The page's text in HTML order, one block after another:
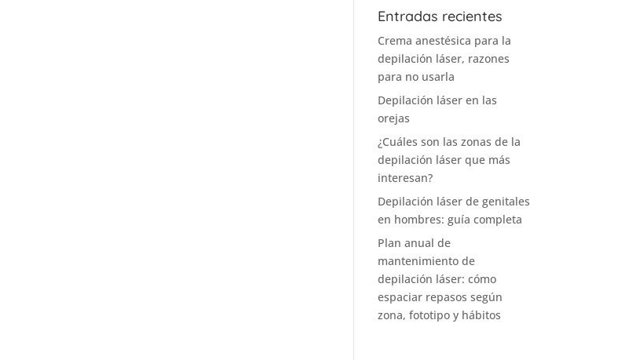
Entradas recientes
Crema anestésica para la
depilación láser, razones
para no usarla
Depilación láser en las
orejas
¿Cuáles son las zonas de la
depilación láser que más
interesan?
Depilación láser de genitales
en hombres: guía completa
Plan anual de
mantenimiento de
depilación láser: cómo
espaciar repasos según
zona, fototipo y hábitos